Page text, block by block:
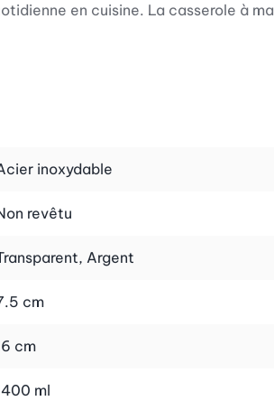
en cuisine. La casserole à
inoxydable
revêtu
Argent
cm
cm
ml